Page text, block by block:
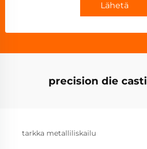
Lähetä
precision die
tarkka metalliliskailu